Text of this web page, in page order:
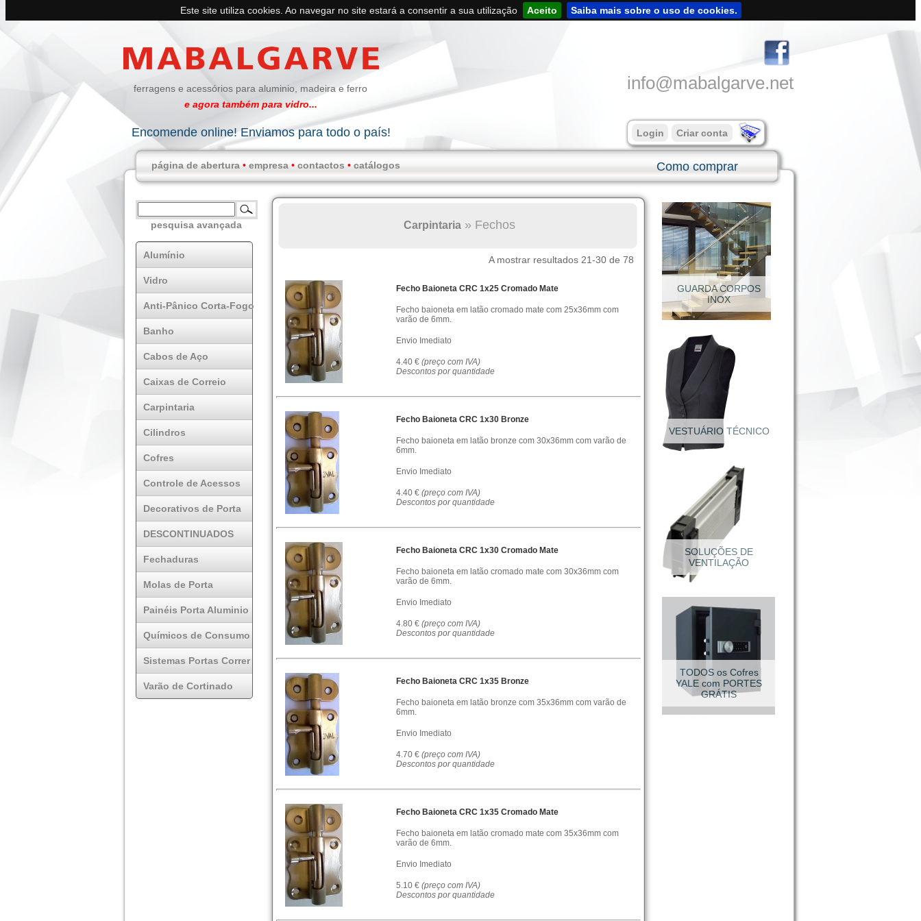
Este site utiliza cookies. Ao navegar no site estará a consentir a sua utilização Aceito Saiba mais sobre o uso de cookies.
ferragens e acessórios para aluminio, madeira e ferro
e agora também para vidro...
info@mabalgarve.net
Encomende online! Enviamos para todo o país! Login Criar conta
página de abertura • empresa • contactos • catálogos Como comprar
pesquisa avançada
Alumínio
Vidro
Anti-Pânico Corta-Fogo
Banho
Cabos de Aço
Caixas de Correio
Carpintaria
Cilindros
Cofres
Controle de Acessos
Decorativos de Porta
DESCONTINUADOS
Fechaduras
Molas de Porta
Painéis Porta Aluminio
Químicos de Consumo
Sistemas Portas Correr
Varão de Cortinado
Carpintaria» Fechos
A mostrar resultados 21-30 de 78
Fecho Baioneta CRC 1x25 Cromado Mate
Fecho baioneta em latão cromado mate com 25x36mm com
varão de 6mm.
Envio Imediato
4.40 € (preço com IVA)
Descontos por quantidade
Fecho Baioneta CRC 1x30 Bronze
Fecho baioneta em latão bronze com 30x36mm com varão de
6mm.
Envio Imediato
4.40 € (preço com IVA)
Descontos por quantidade
Fecho Baioneta CRC 1x30 Cromado Mate
Fecho baioneta em latão cromado mate com 30x36mm com
varão de 6mm.
Envio Imediato
4.80 € (preço com IVA)
Descontos por quantidade
Fecho Baioneta CRC 1x35 Bronze
Fecho baioneta em latão bronze com 35x36mm com varão de
6mm.
Envio Imediato
4.70 € (preço com IVA)
Descontos por quantidade
Fecho Baioneta CRC 1x35 Cromado Mate
Fecho baioneta em latão cromado mate com 35x36mm com
varão de 6mm.
Envio Imediato
5.10 € (preço com IVA)
Descontos por quantidade
SUPORTES INOX
VESTUÁRIO TÉCNICO
Calçado Segurança
VESTUÁRIO TÉCNICO